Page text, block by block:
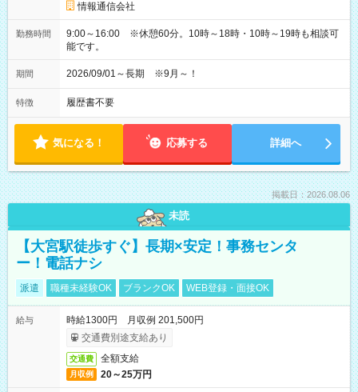
情報通信会社
勤務時間
9:00～16:00 ※休憩60分。10時～18時・10時～19時も相談可
能です。
期間 2026/09/01～長期 ※9月～！
特徴 履歴書不要
気になる！ 応募する 詳細へ
掲載日：2026.08.06
未読
【大宮駅徒歩すぐ】長期×安定！事務センタ
ー！電話ナシ
派遣 職種未経験OK ブランクOK WEB登録・面接OK
給与
時給1300円 月収例 201,500円
交通費別途支給あり
交通費 全額支給
月収例 20～25万円